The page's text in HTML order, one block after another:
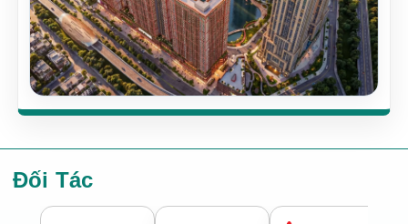
Đối Tác